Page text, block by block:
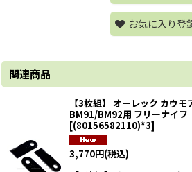
お気に入り登
関連商品
【3枚組】 オーレック カウモ
BM91/BM92用 フリーナイフ
[(80156582110)*3]
3,770円(税込)